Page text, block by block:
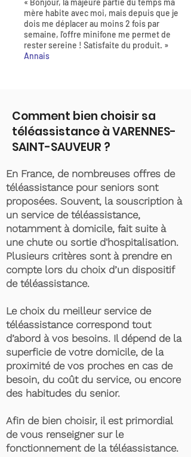
« Bonjour, la majeure partie du temps ma
mère habite avec moi, mais depuis que je
dois me déplacer au moins 2 fois par
semaine, l'offre minifone me permet de
rester sereine ! Satisfaite du produit. »
Annais
Comment bien choisir sa
téléassistance à VARENNES-
SAINT-SAUVEUR ?
En France, de nombreuses offres de
téléassistance pour seniors sont
proposées. Souvent, la souscription à
un service de téléassistance,
notamment à domicile, fait suite à
une chute ou sortie d'hospitalisation.
Plusieurs critères sont à prendre en
compte lors du choix d’un dispositif
de téléassistance.
Le choix du meilleur service de
téléassistance correspond tout
d’abord à vos besoins. Il dépend de la
superficie de votre domicile, de la
proximité de vos proches en cas de
besoin, du coût du service, ou encore
des habitudes du senior.
Afin de bien choisir, il est primordial
de vous renseigner sur le
fonctionnement de la téléassistance.